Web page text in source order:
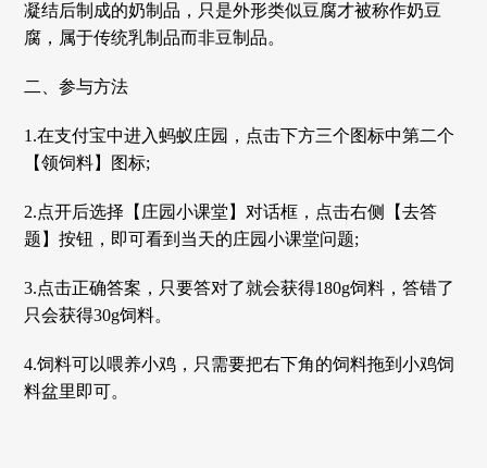
凝结后制成的奶制品，只是外形类似豆腐才被称作奶豆
腐，属于传统乳制品而非豆制品。
二、参与方法
1.在支付宝中进入蚂蚁庄园，点击下方三个图标中第二个
【领饲料】图标;
2.点开后选择【庄园小课堂】对话框，点击右侧【去答
题】按钮，即可看到当天的庄园小课堂问题;
3.点击正确答案，只要答对了就会获得180g饲料，答错了
只会获得30g饲料。
4.饲料可以喂养小鸡，只需要把右下角的饲料拖到小鸡饲
料盆里即可。